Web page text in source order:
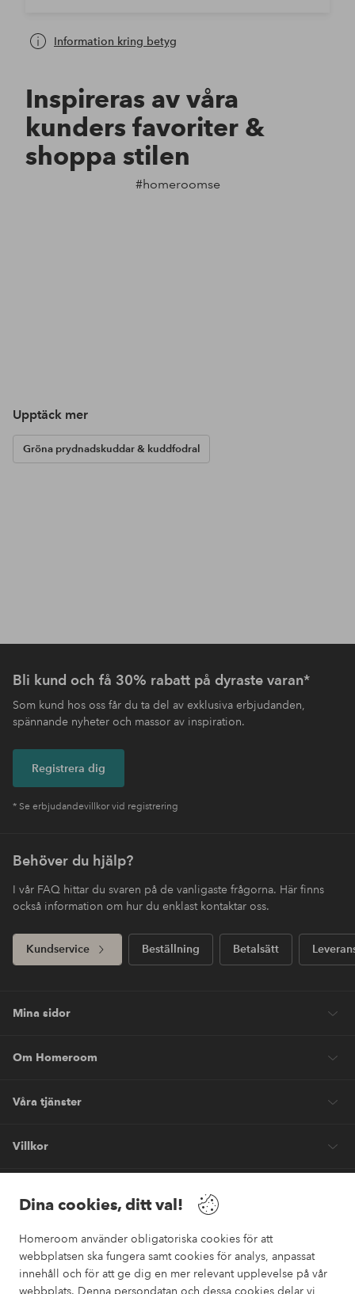
Dina cookies, ditt val!
Homeroom använder obligatoriska cookies för att
webbplatsen ska fungera samt cookies för analys, anpassat
innehåll och för att ge dig en mer relevant upplevelse på vår
webbplats. Denna persondatan och dessa cookies delar vi
Information kring betyg
Inspireras av våra
kunders favoriter &
shoppa stilen
#homeroomse
Upptäck mer
Gröna prydnadskuddar & kuddfodral
Bli kund och få 30% rabatt på dyraste varan*
Som kund hos oss får du ta del av exklusiva erbjudanden,
spännande nyheter och massor av inspiration.
Registrera dig
* Se erbjudandevillkor vid registrering
Behöver du hjälp?
I vår FAQ hittar du svaren på de vanligaste frågorna. Här finns
också information om hur du enklast kontaktar oss.
Kundservice Beställning Betalsätt
Mina sidor
Om Homeroom
Våra tjänster
Villkor